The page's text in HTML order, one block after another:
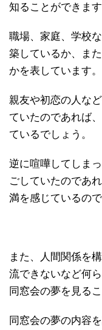
知ることができます
職場、家庭、学校
築しているか、ま
かを表しています。
親友や初恋の人な
ていたのであれば
ているでしょう。
逆に喧嘩してしま
ごしていたのであ
満を感じているので
また、人間関係を
流できないなど何
同窓会の夢を見る
同窓会の夢の内容